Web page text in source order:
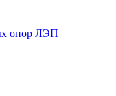
опор ЛЭП